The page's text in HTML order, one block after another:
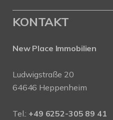
KONTAKT
New Place Immobilien
Ludwigstraße 20
64646 Heppenheim
Tel.: +49 6252-305 89 41